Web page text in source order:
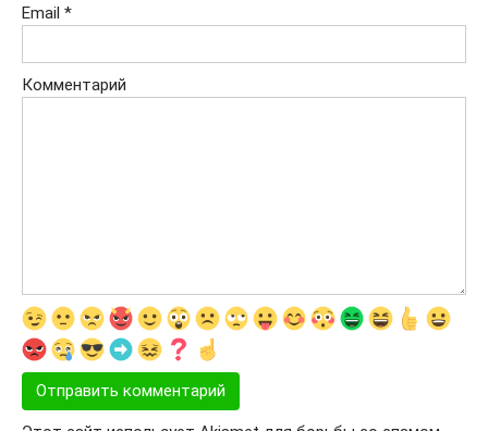
Email *
Комментарий